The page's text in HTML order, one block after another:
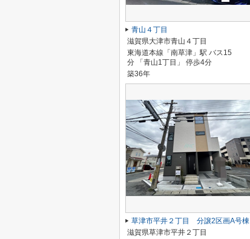
青山４丁目
滋賀県大津市青山４丁目
東海道本線「南草津」駅 バス15
分 「青山1丁目」 停歩4分
築36年
草津市平井２丁目 分譲2区画A号棟
滋賀県草津市平井２丁目